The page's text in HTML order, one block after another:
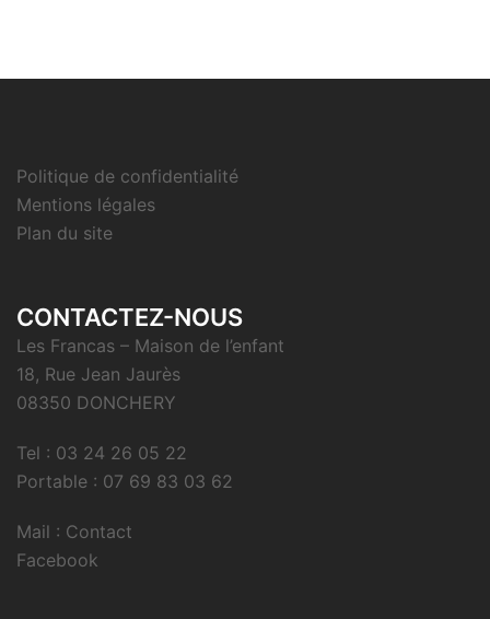
Politique de confidentialité
Mentions légales
Plan du site
CONTACTEZ-NOUS
Les Francas – Maison de l’enfant
18, Rue Jean Jaurès
08350 DONCHERY
Tel : 03 24 26 05 22
Portable : 07 69 83 03 62
Mail : Contact
Facebook